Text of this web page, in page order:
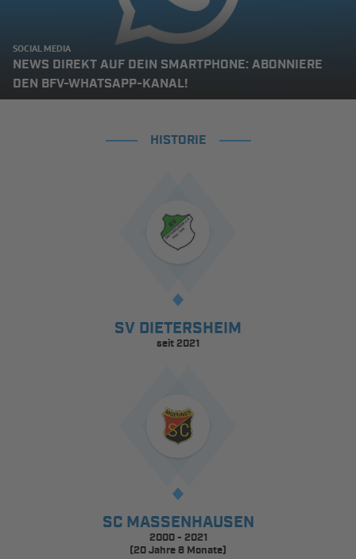
SOCIAL MEDIA
NEWS DIREKT AUF DEIN SMARTPHONE: ABONNIERE
DEN BFV-WHATSAPP-KANAL!
HISTORIE
SV DIETERSHEIM
seit 2021
SC MASSENHAUSEN
2000 - 2021
(20 Jahre 8 Monate)